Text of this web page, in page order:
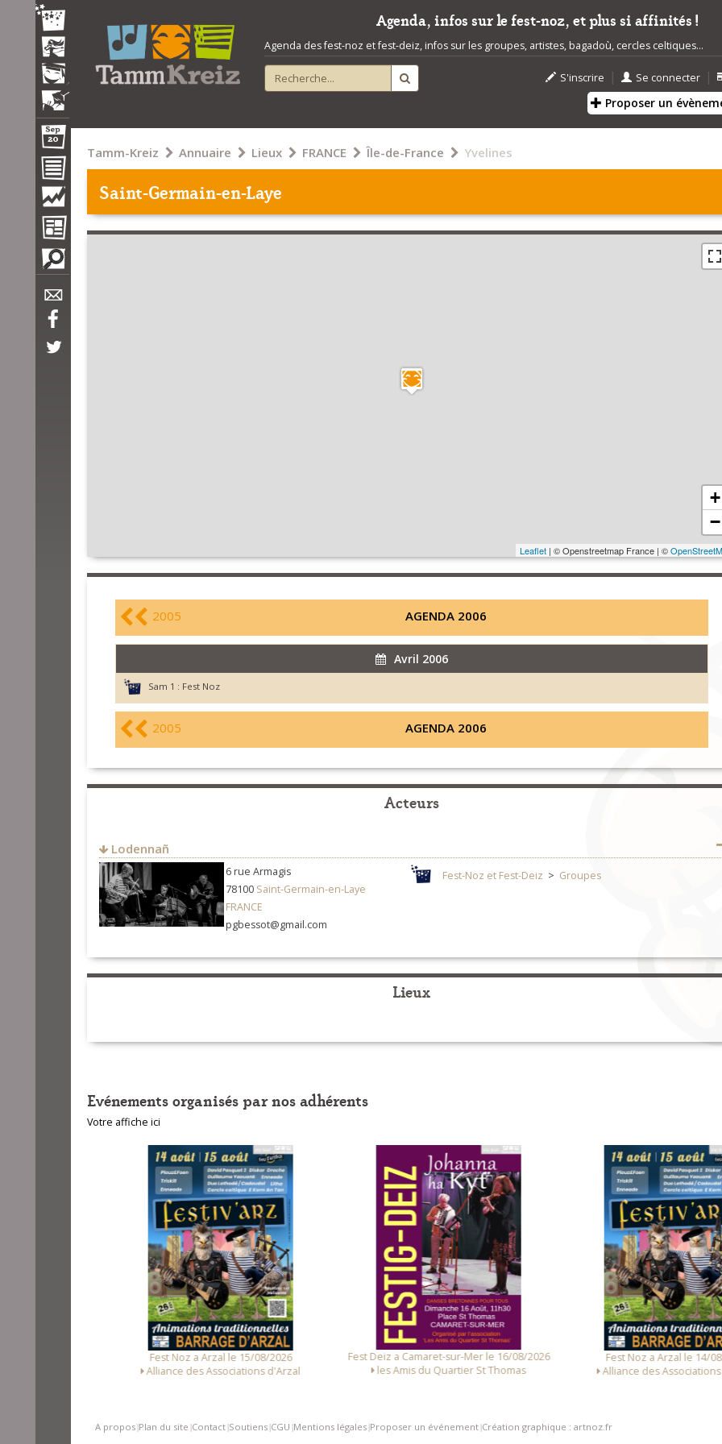
Agenda, infos sur le fest-noz, et plus si affinités !
Agenda des fest-noz et fest-deiz, infos sur les groupes, artistes, bagadoù, cercles celtiques...
S'inscrire | Se connecter |
Proposer un
Tamm-Kreiz Annuaire Lieux FRANCE Île-de-France Yvelines
Saint-Germain-en-Laye
+
−
Leaflet| © Openstreetmap France | ©
2005 AGENDA 2006
Avril 2006
Sam 1 : Fest Noz
2005 AGENDA 2006
Acteurs
Lodennañ
6 rue Armagis
78100 Saint-Germain-en-Laye
FRANCE
pgbessot@gmail.com
Fest-Noz et Fest-Deiz > Groupes
Lieux
Evénements organisés par nos adhérents
Votre affiche ici
Fest Noz a Arzal le 15/08/2026
Alliance des Associations d'Arzal
Fest Deiz a Camaret-sur-Mer le 16/08/2026
les Amis du Quartier St Thomas
Fest Noz a Arzal le 14/08/
Alliance des Associations
A propos |Plan du site |Contact |Soutiens |CGU |Mentions légales |Proposer un événement |Création graphique : artnoz.fr